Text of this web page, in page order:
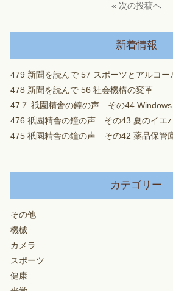
« 次の投稿へ
新着情報
479 新聞を読んで 57 スポーツとアルコー
478 新聞を読んで 56 社会機構の変革
47７ 祇園精舎の鐘の声 その44 Windows
476 祇園精舎の鐘の声 その43 夏のイエ
475 祇園精舎の鐘の声 その42 薬品保管
カテゴリー
その他
機械
カメラ
スポーツ
健康